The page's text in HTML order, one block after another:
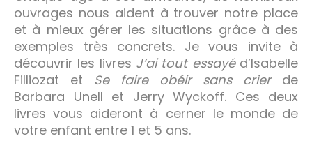
ouvrages nous aident à trouver notre place
et à mieux gérer les situations grâce à des
exemples très concrets. Je vous invite à
découvrir les livres J’ai tout essayéd’Isabelle
Filliozat et Se faire obéir sans crierde
Barbara Unell et Jerry Wyckoff. Ces deux
livres vous aideront à cerner le monde de
votre enfant entre 1 et 5 ans.